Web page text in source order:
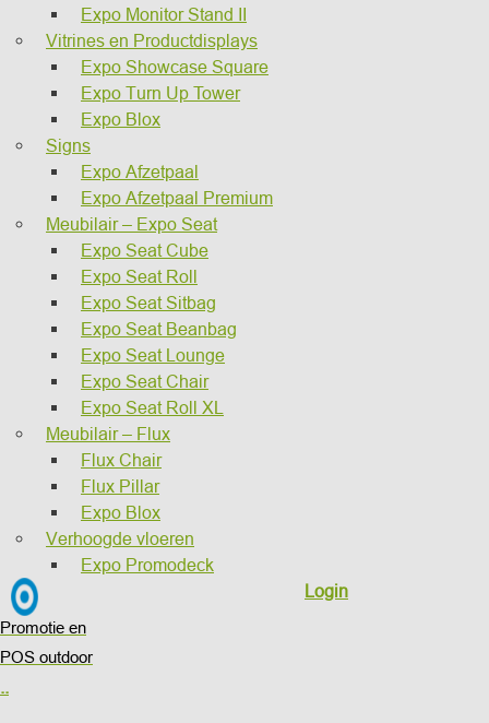
Expo Monitor Stand II
Vitrines en Productdisplays
Expo Showcase Square
Expo Turn Up Tower
Expo Blox
Signs
Expo Afzetpaal
Expo Afzetpaal Premium
Meubilair – Expo Seat
Expo Seat Cube
Expo Seat Roll
Expo Seat Sitbag
Expo Seat Beanbag
Expo Seat Lounge
Expo Seat Chair
Expo Seat Roll XL
Meubilair – Flux
Flux Chair
Flux Pillar
Expo Blox
Verhoogde vloeren
Expo Promodeck
Promotie en
POS outdoor
..
Login